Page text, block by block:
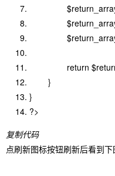
return
}
}
?>
复制代码
点刷新图标按钮刷新后看到下